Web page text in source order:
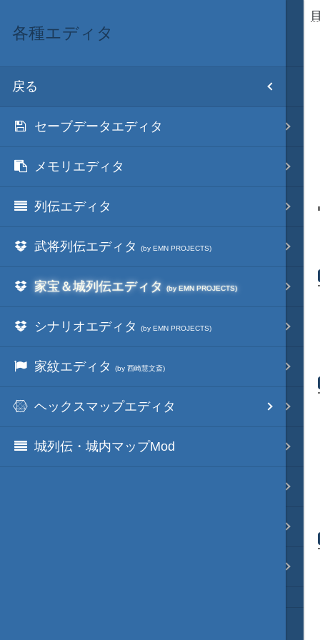
目次
初期設置
改造目録
武将データ
フルカラー画面モード
画像入替
映像入替
音入替
フォント入替
各種エディタ
各種エディタ
戻る
セーブデータエディタ
メモリエディタ
列伝エディタ
武将列伝エディタ(by EMN PROJECTS)
家宝＆城列伝エディタ(by EMN PROJECTS)
シナリオエディタ(by EMN PROJECTS)
家紋エディタ(by 西崎慧文斎)
ヘックスマップエディタ
城列伝・城内マップMod